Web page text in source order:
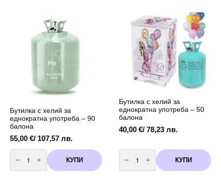
батерии
метра
батерии
студена
светлина
Бутилка с хелий за
еднократна употреба – 90
балона
55,00 €/ 107,57 лв.
количество
за
Бутилка
с
КУПИ
Бутилка с хелий за
еднократна употреба – 50
балона
40,00 €/ 78,23 лв.
количество
за
Бутилка
с
КУПИ